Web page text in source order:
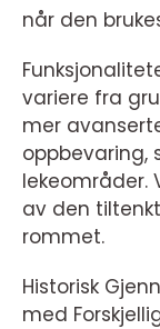
når den
variere fra
mer
oppbevaring,
lekeområder.
av den
rommet.
Historisk
med